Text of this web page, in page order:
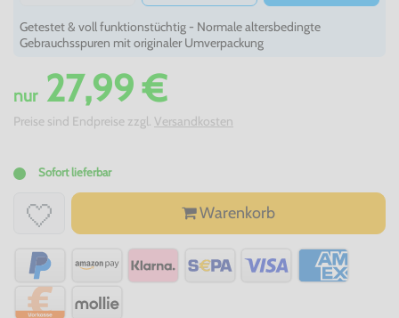
Getestet & voll funktionstüchtig - Normale altersbedingte
Gebrauchsspuren mit originaler Umverpackung
nur27,99 €
Preise sind Endpreise zzgl. Versandkosten
Sofort lieferbar
Warenkorb